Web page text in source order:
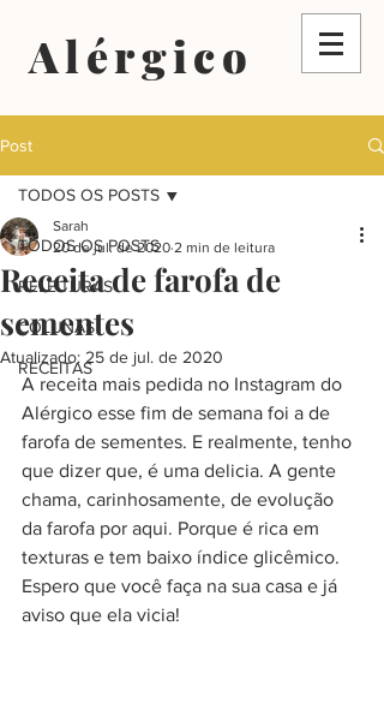
Alérgico
Post
TODOS OS POSTS
RELEITURAS
COLUNAS
RECEITAS
TODOS OS POSTS
Receita de farofa de
sementes
Sarah
20 de jul. de 2020 2 min de leitura
Atualizado: 25 de jul. de 2020
A receita mais pedida no Instagram do
Alérgico esse fim de semana foi a de
farofa de sementes. E realmente, tenho
que dizer que, é uma delicia. A gente
chama, carinhosamente, de evolução
da farofa por aqui. Porque é rica em
texturas e tem baixo índice glicêmico.
Espero que você faça na sua casa e já
aviso que ela vicia!